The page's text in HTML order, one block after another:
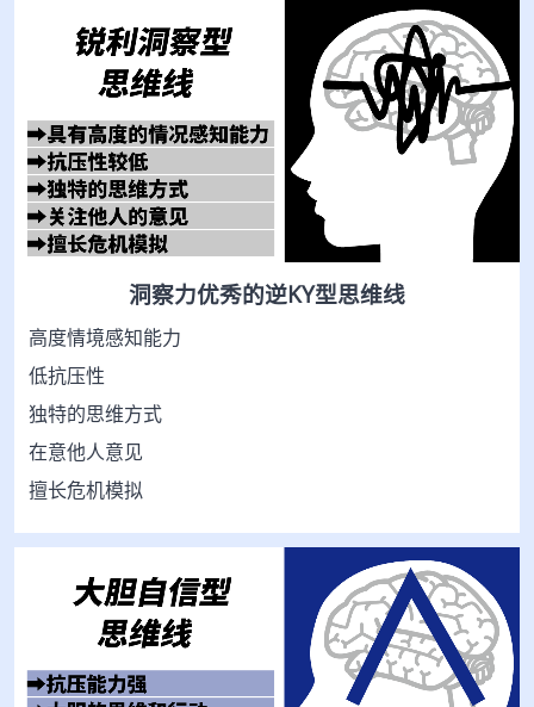
洞察力优秀的逆KY型思维线
高度情境感知能力
低抗压性
独特的思维方式
在意他人意见
擅长危机模拟